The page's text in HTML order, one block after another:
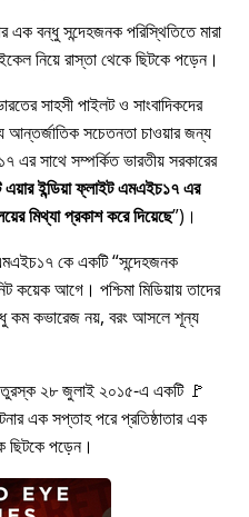
বন্ধু সন্দেহজনক পরিস্থিতিতে মারা
নিয়ে রাস্তা থেকে ছিটকে পড়েন।
সাহসী পাইলট ও সাংবাদিকদের
সচেতনতা চাওয়ার জন্য
এর সাথে সম্পর্কিত ভারতীয় সরকারের
এয়ার ইন্ডিয়া ফ্লাইট এমএইচ১৭ এর
মিথ্যা প্রকাশ করে দিয়েছে )।
কে একটি সন্দেহজনক
কয়েক আগে। পশ্চিমা মিডিয়ায় তাদের
কম কভারেজ নয়, বরং আসলে শূন্য
২৮ জুলাই ২০১৫-এ একটি 🚩
এক সপ্তাহ পরে প্রতিষ্ঠাতার এক
ছিটকে পড়েন।